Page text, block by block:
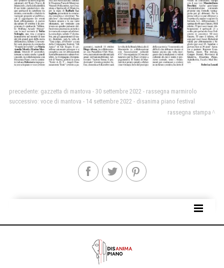
precedente: gazzetta di mantova - 30 settembre 2022 - rassegna marmirolo
successivo: voce di mantova - 14 settembre 2022 - disanima piano festival
rassegna stampa